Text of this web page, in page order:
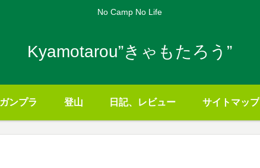
No Camp No Life
Kyamotarou”きゃもたろう”
ガンプラ 登山 日記、レビュー サイトマップ